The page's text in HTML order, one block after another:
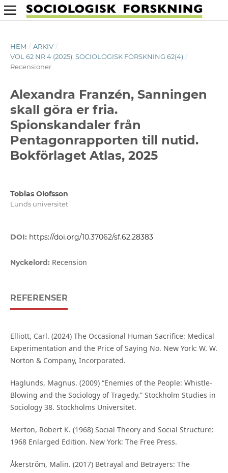
HEM / ARKIV /
VOL 62 NR 4 (2025): SOCIOLOGISK FORSKNING 62(4) /
Recensioner
Alexandra Franzén, Sanningen
skall göra er fria.
Spionskandaler från
Pentagonrapporten till nutid.
Bokförlaget Atlas, 2025
Tobias Olofsson
Lunds universitet
DOI: https://doi.org/10.37062/sf.62.28383
Nyckelord: Recension
REFERENSER
Elliott, Carl. (2024) The Occasional Human Sacrifice: Medical
Experimentation and the Price of Saying No. New York: W. W.
Norton & Company, Incorporated.
Haglunds, Magnus. (2009) “Enemies of the People: Whistle-
Blowing and the Sociology of Tragedy.” Stockholm Studies in
Sociology 38. Stockholms Universitet.
Merton, Robert K. (1968) Social Theory and Social Structure:
1968 Enlarged Edition. New York: The Free Press.
Åkerström, Malin. (2017) Betrayal and Betrayers: The